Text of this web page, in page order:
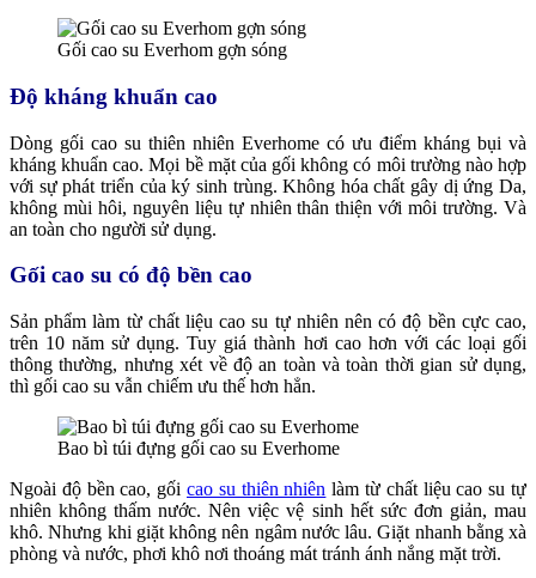
Gối cao su Everhom gợn sóng
Độ kháng khuẩn cao
Dòng gối cao su thiên nhiên Everhome có ưu điểm kháng bụi và
kháng khuẩn cao. Mọi bề mặt của gối không có môi trường nào hợp
với sự phát triển của ký sinh trùng. Không hóa chất gây dị ứng Da,
không mùi hôi, nguyên liệu tự nhiên thân thiện với môi trường. Và
an toàn cho người sử dụng.
Gối cao su có độ bền cao
Sản phẩm làm từ chất liệu cao su tự nhiên nên có độ bền cực cao,
trên 10 năm sử dụng. Tuy giá thành hơi cao hơn với các loại gối
thông thường, nhưng xét về độ an toàn và toàn thời gian sử dụng,
thì gối cao su vẫn chiếm ưu thế hơn hẳn.
Bao bì túi đựng gối cao su Everhome
Ngoài độ bền cao, gối cao su thiên nhiên làm từ chất liệu cao su tự
nhiên không thấm nước. Nên việc vệ sinh hết sức đơn giản, mau
khô. Nhưng khi giặt không nên ngâm nước lâu. Giặt nhanh bằng xà
phòng và nước, phơi khô nơi thoáng mát tránh ánh nắng mặt trời.